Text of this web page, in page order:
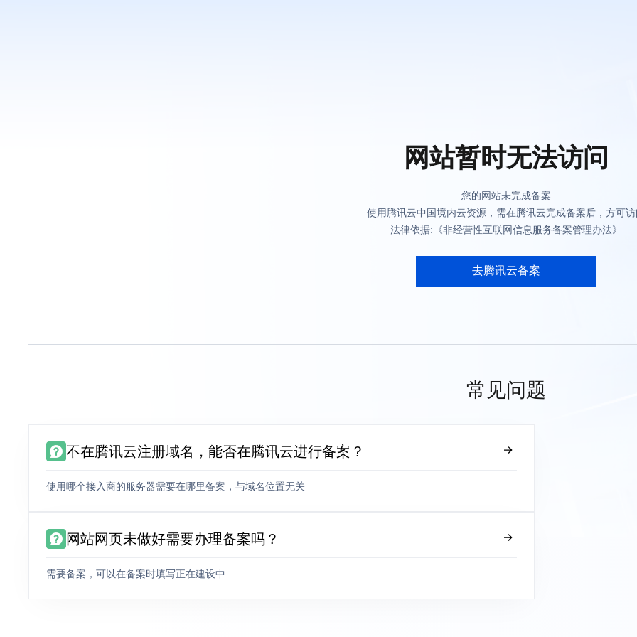
网站暂时无法访问
您的网站未完成备案
使用腾讯云中国境内云资源，需在腾讯云完成备案后，方可
法律依据:《非经营性互联网信息服务备案管理办法》
去腾讯云备案
常见问题
不在腾讯云注册域名，能否在腾讯云进行备案？
使用哪个接入商的服务器需要在哪里备案，与域名位置无关
网站网页未做好需要办理备案吗？
需要备案，可以在备案时填写正在建设中